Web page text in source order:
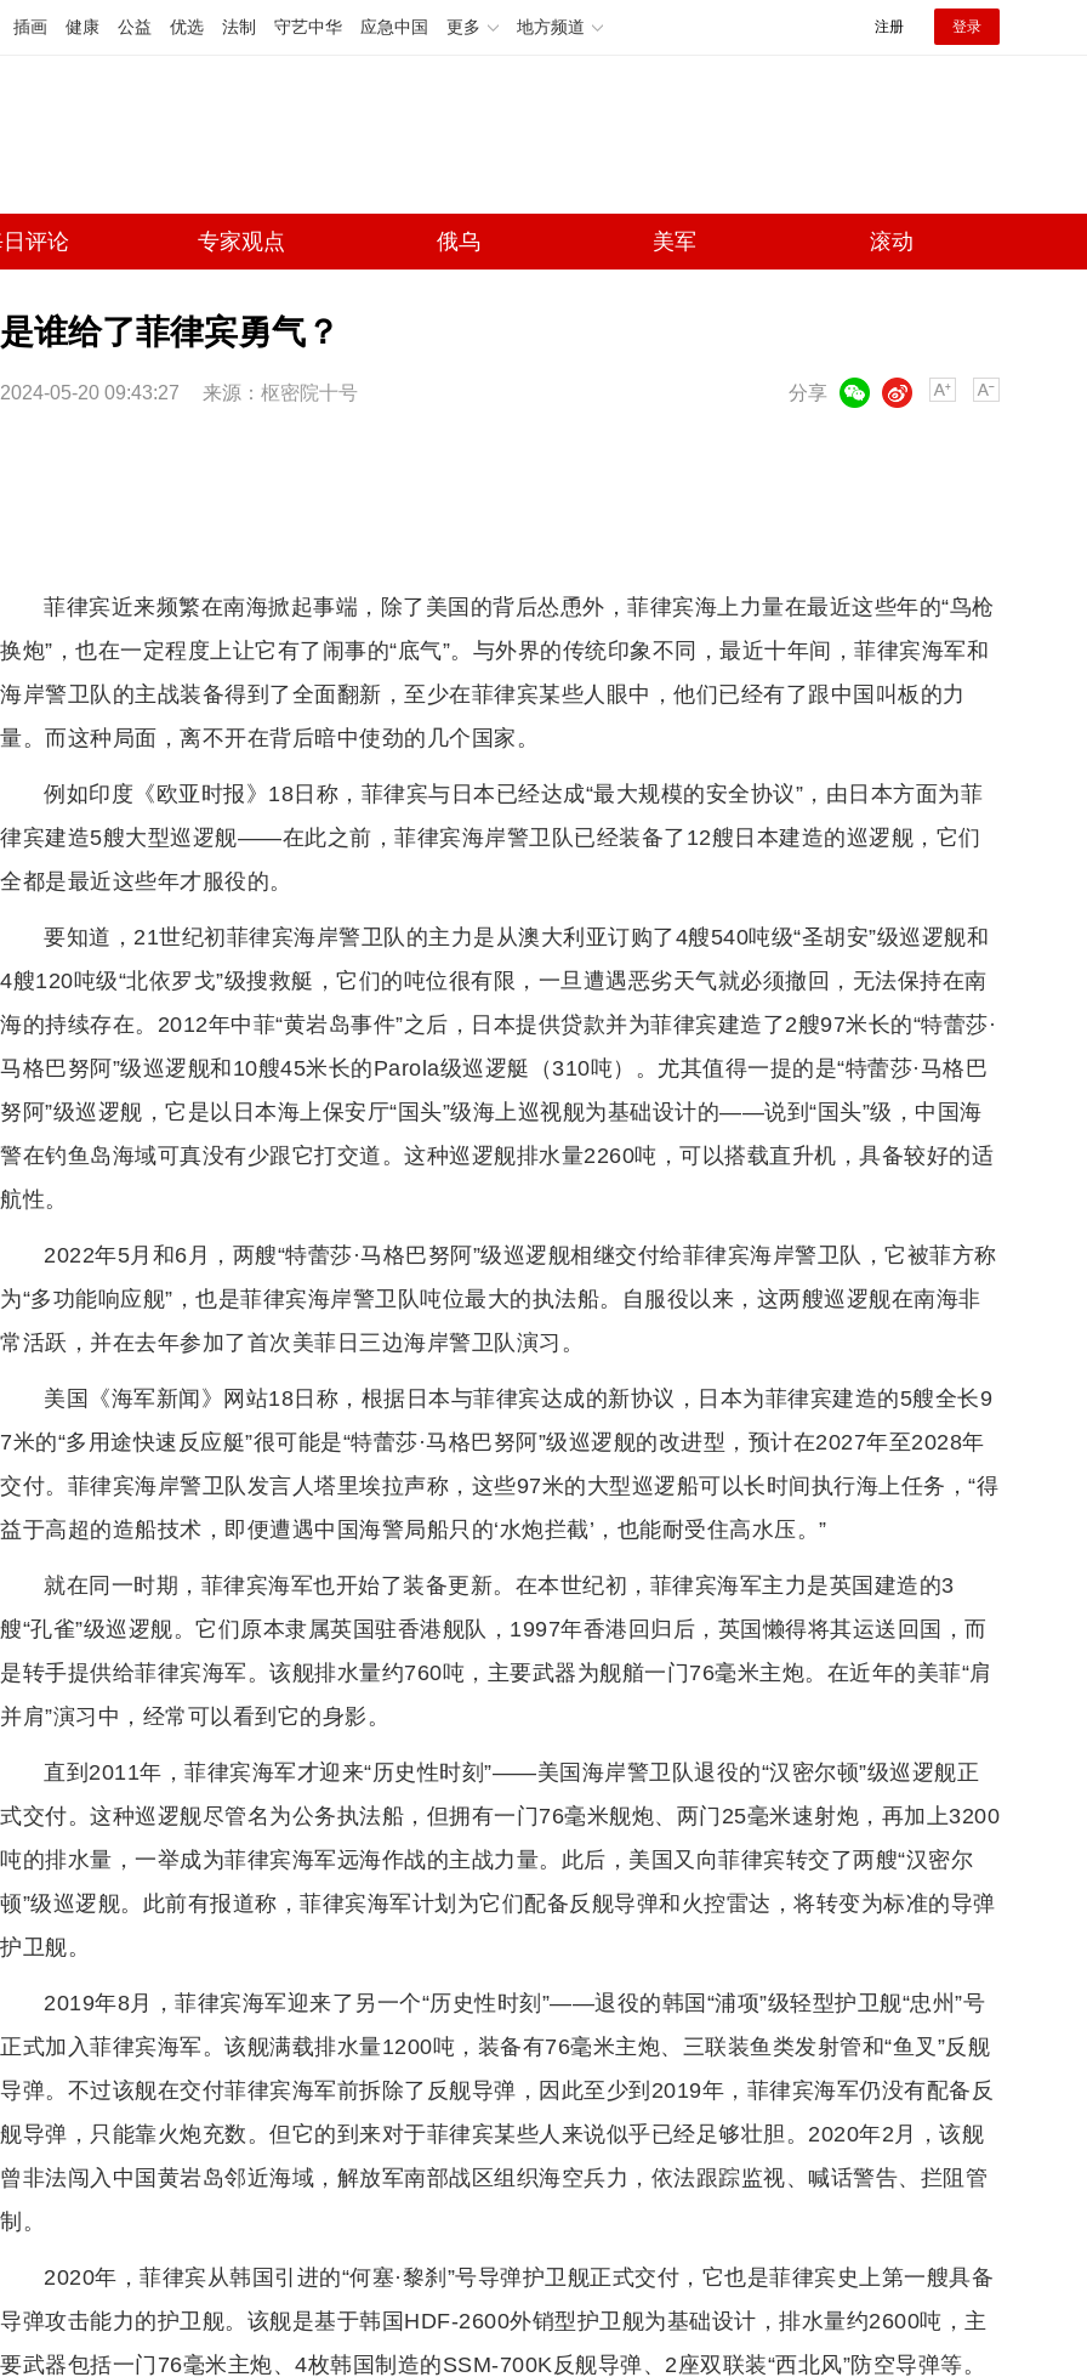
插画 健康 公益 优选 法制 守艺中华 应急中国 更多 地方频道 注册 登录
评论 专家观点 俄乌 美军 滚动
是谁给了菲律宾勇气？
2024-05-20 09:43:27 来源： 枢密院十号 分享
微博
菲律宾近来频繁在南海掀起事端，除了美国的背后怂恿外，菲律宾海上力量在最近这些年的“鸟枪
换炮”，也在一定程度上让它有了闹事的“底气”。与外界的传统印象不同，最近十年间，菲律宾海军和
海岸警卫队的主战装备得到了全面翻新，至少在菲律宾某些人眼中，他们已经有了跟中国叫板的力
量。而这种局面，离不开在背后暗中使劲的几个国家。
例如印度《欧亚时报》18日称，菲律宾与日本已经达成“最大规模的安全协议”，由日本方面为菲
律宾建造5艘大型巡逻舰——在此之前，菲律宾海岸警卫队已经装备了12艘日本建造的巡逻舰，它们
全都是最近这些年才服役的。
要知道，21世纪初菲律宾海岸警卫队的主力是从澳大利亚订购了4艘540吨级“圣胡安”级巡逻舰和
4艘120吨级“北依罗戈”级搜救艇，它们的吨位很有限，一旦遭遇恶劣天气就必须撤回，无法保持在南
海的持续存在。2012年中菲“黄岩岛事件”之后，日本提供贷款并为菲律宾建造了2艘97米长的“特蕾莎·
马格巴努阿”级巡逻舰和10艘45米长的Parola级巡逻艇（310吨）。尤其值得一提的是“特蕾莎·马格巴
努阿”级巡逻舰，它是以日本海上保安厅“国头”级海上巡视舰为基础设计的——说到“国头”级，中国海
警在钓鱼岛海域可真没有少跟它打交道。这种巡逻舰排水量2260吨，可以搭载直升机，具备较好的适
航性。
2022年5月和6月，两艘“特蕾莎·马格巴努阿”级巡逻舰相继交付给菲律宾海岸警卫队，它被菲方称
为“多功能响应舰”，也是菲律宾海岸警卫队吨位最大的执法船。自服役以来，这两艘巡逻舰在南海非
常活跃，并在去年参加了首次美菲日三边海岸警卫队演习。
美国《海军新闻》网站18日称，根据日本与菲律宾达成的新协议，日本为菲律宾建造的5艘全长9
7米的“多用途快速反应艇”很可能是“特蕾莎·马格巴努阿”级巡逻舰的改进型，预计在2027年至2028年
交付。菲律宾海岸警卫队发言人塔里埃拉声称，这些97米的大型巡逻船可以长时间执行海上任务，“得
益于高超的造船技术，即便遭遇中国海警局船只的‘水炮拦截’，也能耐受住高水压。”
就在同一时期，菲律宾海军也开始了装备更新。在本世纪初，菲律宾海军主力是英国建造的3
艘“孔雀”级巡逻舰。它们原本隶属英国驻香港舰队，1997年香港回归后，英国懒得将其运送回国，而
是转手提供给菲律宾海军。该舰排水量约760吨，主要武器为舰艏一门76毫米主炮。在近年的美菲“肩
并肩”演习中，经常可以看到它的身影。
直到2011年，菲律宾海军才迎来“历史性时刻”——美国海岸警卫队退役的“汉密尔顿”级巡逻舰正
式交付。这种巡逻舰尽管名为公务执法船，但拥有一门76毫米舰炮、两门25毫米速射炮，再加上3200
吨的排水量，一举成为菲律宾海军远海作战的主战力量。此后，美国又向菲律宾转交了两艘“汉密尔
顿”级巡逻舰。此前有报道称，菲律宾海军计划为它们配备反舰导弹和火控雷达，将转变为标准的导弹
护卫舰。
2019年8月，菲律宾海军迎来了另一个“历史性时刻”——退役的韩国“浦项”级轻型护卫舰“忠州”号
正式加入菲律宾海军。该舰满载排水量1200吨，装备有76毫米主炮、三联装鱼类发射管和“鱼叉”反舰
导弹。不过该舰在交付菲律宾海军前拆除了反舰导弹，因此至少到2019年，菲律宾海军仍没有配备反
舰导弹，只能靠火炮充数。但它的到来对于菲律宾某些人来说似乎已经足够壮胆。2020年2月，该舰
曾非法闯入中国黄岩岛邻近海域，解放军南部战区组织海空兵力，依法跟踪监视、喊话警告、拦阻管
制。
2020年，菲律宾从韩国引进的“何塞·黎刹”号导弹护卫舰正式交付，它也是菲律宾史上第一艘具备
导弹攻击能力的护卫舰。该舰是基于韩国HDF-2600外销型护卫舰为基础设计，排水量约2600吨，主
要武器包括一门76毫米主炮、4枚韩国制造的SSM-700K反舰导弹、2座双联装“西北风”防空导弹等。